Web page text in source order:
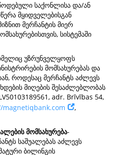
საქონლისა და/ან
მყიდველებისგან
მერჩანტის მიერ
სისტემაში
უზრუნველყოფს
მომსახურებას და
როდესაც მერჩანტს აძლევს
მიღების შესაძლებლობას
adr. Brīvības 54,
magnetiqbank.com
,
მომსახურება-
საშუალებას აძლევს
ბილინგის